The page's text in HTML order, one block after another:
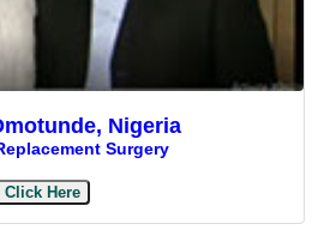
Nigeria
Surgery
Click Here